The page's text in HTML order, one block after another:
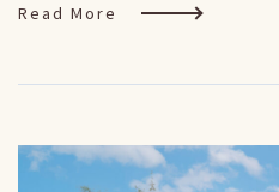
Read More